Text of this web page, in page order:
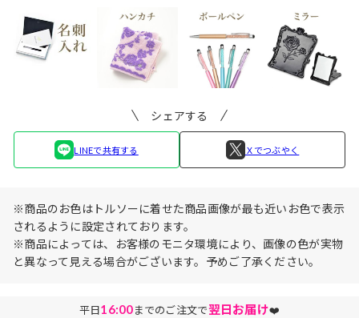
シェアする
LINEで共有する Ｘでつぶやく
※商品のお色はトルソーに着せた商品画像が最も近いお色で表示
されるように設定されております。
※商品によっては、お客様のモニタ環境により、画像の色が実物
と異なって見える場合がございます。予めご了承ください。
平日16:00までのご注文で翌日お届け❤️